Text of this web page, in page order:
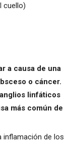
cuello)
a causa de una
o cáncer.
linfáticos
más común de
inflamación de los